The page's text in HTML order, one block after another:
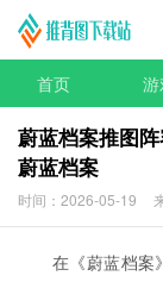
首页
蔚蓝档案推图
蔚蓝档案
时间：2026-05-19
在《蔚蓝档案》